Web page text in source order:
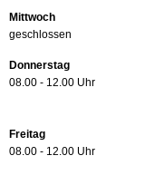
Mittwoch
geschlossen
Donnerstag
08.00 - 12.00 Uhr
Freitag
08.00 - 12.00 Uhr